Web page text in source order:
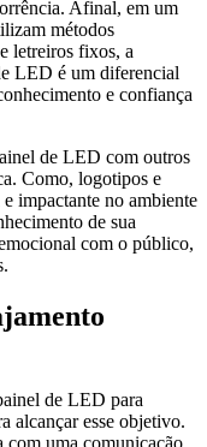
Afinal, em um
métodos
letreiros fixos, a
LED é um diferencial
e confiança
de LED com outros
Como, logotipos e
impactante no ambiente
de sua
com o público,
de LED para
alcançar esse objetivo.
uma comunicação